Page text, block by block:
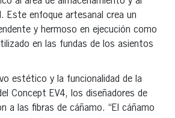
Este enfoque artesanal crea un
y hermoso en ejecución como
en las fundas de los asientos
estético y la funcionalidad de la
Concept EV4, los diseñadores de
a las fibras de cáñamo. “El cáñamo